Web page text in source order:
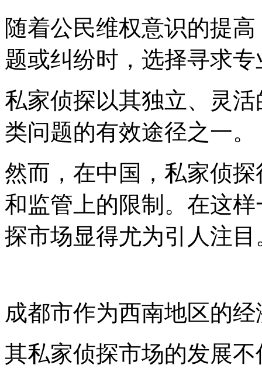
随着公民维权意识的提
题或纠纷时，选择寻求
私家侦探以其独立、灵
类问题的有效途径之一。
然而，在中国，私家侦
和监管上的限制。在这
探市场显得尤为引人注目
成都市作为西南地区的
其私家侦探市场的发展